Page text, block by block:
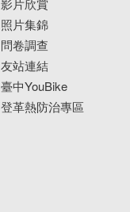
影片欣賞
照片集錦
問卷調查
友站連結
臺中YouBike
登革熱防治專區